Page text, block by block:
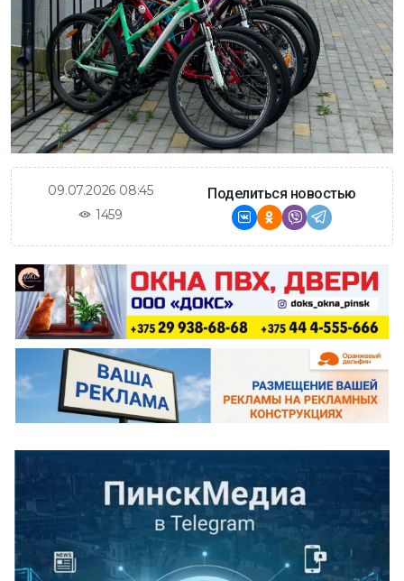
09.07.2026 08:45
1459
Поделиться новостью